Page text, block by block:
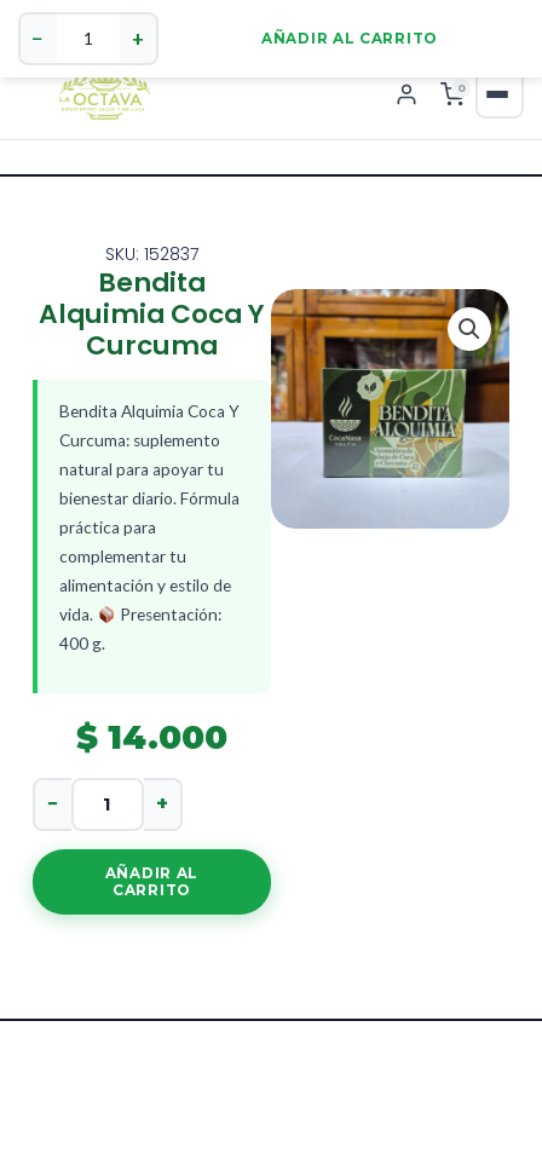
0
SKU: 152837
Bendita
Alquimia Coca Y
Curcuma
Bendita Alquimia Coca Y
Curcuma: suplemento
natural para apoyar tu
bienestar diario. Fórmula
práctica para
complementar tu
alimentación y estilo de
vida.
Presentación:
400 g.
$14.000
Bendita
Alquimia
Coca
Y
Curcuma
cantidad
− +
AÑADIR AL
CARRITO
Bendita
Alquimia
Coca
Curcuma
− + AÑADIR AL CARRITO